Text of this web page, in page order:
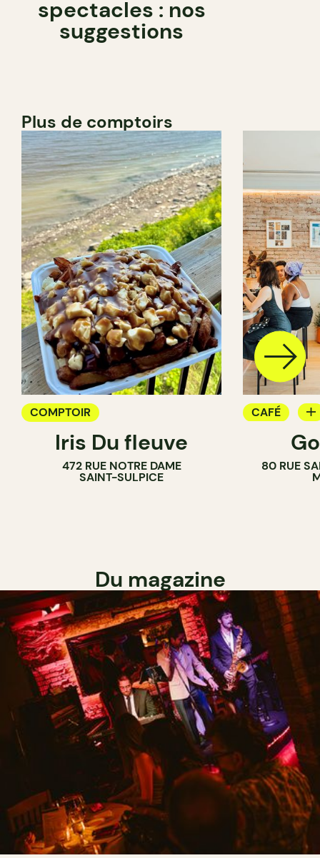
spectacles : nos
suggestions
Plus de comptoirs
COMPTOIR
Iris Du fleuve
472 RUE NOTRE DAME
SAINT-SULPICE
CAFÉ
COMPTOIR
80 RUE
Du magazine